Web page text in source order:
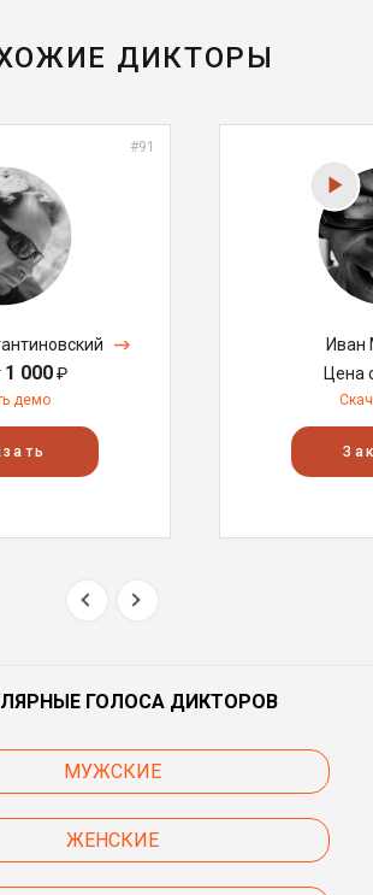
ДИКТОРЫ
#91
1 000₽
демо
Иван
Цена
ГОЛОСА ДИКТОРОВ
МУЖСКИЕ
ЖЕНСКИЕ